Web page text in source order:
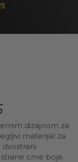
dizajnom za
materijal za
crne boje.